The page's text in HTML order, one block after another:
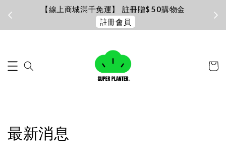
【線上商城滿千免運】 註冊贈$50購物金
註冊會員
最新消息